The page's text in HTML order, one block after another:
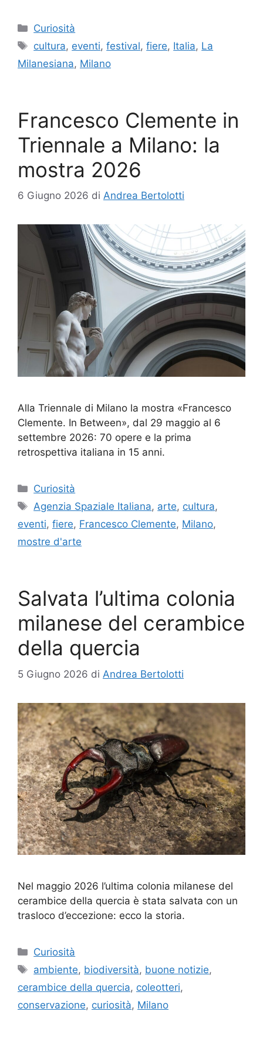
Categorie
Curiosità
Tag
cultura, eventi,festival,fiere, Italia, La
Milanesiana, Milano
Francesco Clemente in
Triennale a Milano: la
mostra 2026
6 Giugno 2026 di Andrea Bertolotti
Alla Triennale di Milano la mostra «Francesco
Clemente. In Between», dal 29 maggio al 6
settembre 2026: 70 opere e la prima
retrospettiva italiana in 15 anni.
Categorie
Curiosità
Tag
Agenzia Spaziale Italiana, arte, cultura,
eventi, fiere, Francesco Clemente, Milano,
mostre d'arte
Salvata l’ultima colonia
milanese del cerambice
della quercia
5 Giugno 2026 di Andrea Bertolotti
Nel maggio 2026 l’ultima colonia milanese del
cerambice della quercia è stata salvata con un
trasloco d’eccezione: ecco la storia.
Categorie
Curiosità
Tag
ambiente, biodiversità, buone notizie,
cerambice della quercia, coleotteri,
conservazione, curiosità, Milano